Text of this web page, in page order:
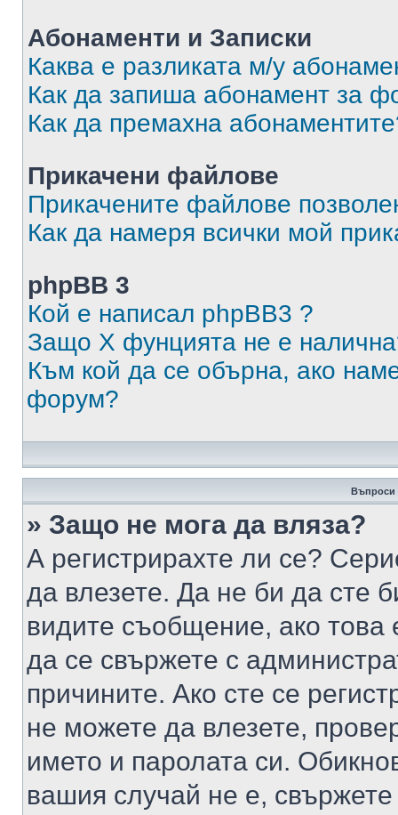
Абонаменти и Записки
Каква е разликата м/у
Как да запиша абонамент за
Как да премахна
Прикачени файлове
Прикачените файлове
Как да намеря всички мой
phpBB 3
Кой е написал phpBB3 ?
Защо X фунцията не е
Към кой да се обърна, ако
форум?
Въпроси
» Защо не мога да вляза?
А регистрирахте ли се?
да влезете. Да не би да сте
видите съобщение, ако това
да се свържете с
причините. Ако сте се
не можете да влезете,
името и паролата си.
вашия случай не е,